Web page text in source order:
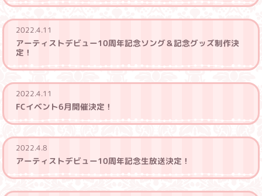
2022.4.11
アーティストデビュー10周年記念ソング＆記念グッズ制作決
定！
2022.4.11
FCイベント6月開催決定！
2022.4.8
アーティストデビュー10周年記念生放送決定！